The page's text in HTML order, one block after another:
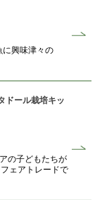
に興味津々の
ール栽培キッ
の子どもたちが
ェアトレードで